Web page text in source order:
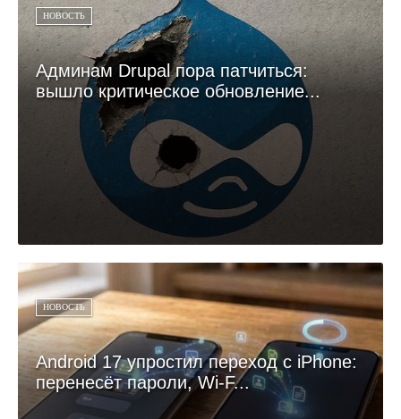
НОВОСТЬ
Админам Drupal пора патчиться:
вышло критическое обновление...
НОВОСТЬ
Android 17 упростил переход с iPhone:
перенесёт пароли, Wi-F...